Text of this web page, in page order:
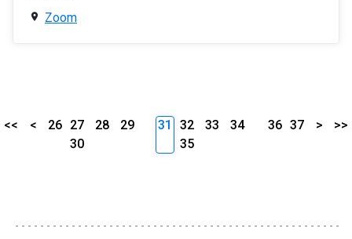
Zoom
<< < 26 27 28
29
30
31 32 33
34
35
36 37 > >>